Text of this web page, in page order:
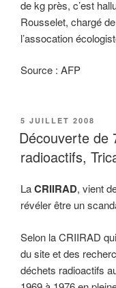
de kg près, c’est
Rousselet, chargé
l’assocation
Source : AFP
PUBLIÉ
LE
5 JUILLET 2008
Découverte de
radioactifs,
LaCRIIRAD, vient
révéler être un
Selon la CRIIRAD
du site et des
déchets radioactifs